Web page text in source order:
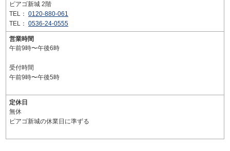
ピアゴ新城 2階
TEL： 0120-880-061
TEL： 0536-24-0555
営業時間
午前9時〜午後6時
受付時間
午前9時〜午後5時
定休日
無休
ピアゴ新城の休業日に準ずる